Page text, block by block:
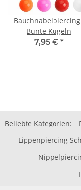
Bauchnabelpiercing
Bunte Kugeln
7,95 € *
Beliebte Kategorien:
Lippenpiercing